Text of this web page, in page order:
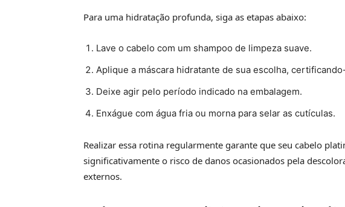
Para uma hidratação profunda, siga as etapas abaixo:
Lave o cabelo com um shampoo de limpeza suave.
Aplique a máscara hidratante de sua escolha,
Deixe agir pelo período indicado na embalagem.
Enxágue com água fria ou morna para selar as cutículas.
Realizar essa rotina regularmente garante que seu cabelo
significativamente o risco de danos ocasionados pela
externos.